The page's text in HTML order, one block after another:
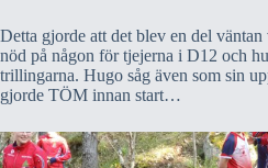
Detta gjorde att det blev en del
nöd på någon för tjejerna i D12 och
trillingarna. Hugo såg även som sin
gjorde TÖM innan start…